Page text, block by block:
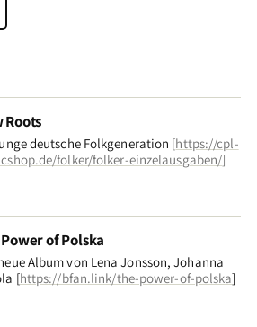
Roots
deutsche Folkgeneration [https://cpl-
folker/folker-einzelausgaben/]
of Polska
Album von Lena Jonsson, Johanna
[https://bfan.link/the-power-of-polska]